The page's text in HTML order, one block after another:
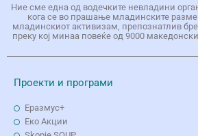
Ние сме една од водечките невладини
кога се во прашање младинските
младинскиот активизам, препознатлив
преку кој минаа повеќе од 9000
Проекти и програми
Еразмус+
Еко Aкции